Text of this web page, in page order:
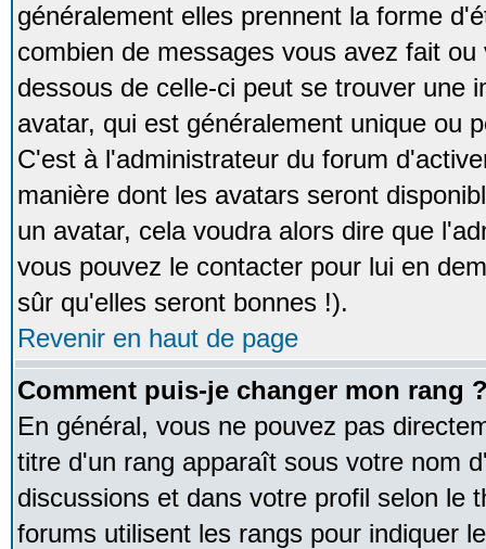
généralement elles prennent la forme
combien de messages vous avez fait
dessous de celle-ci peut se trouver une
avatar, qui est généralement unique ou
C'est à l'administrateur du forum
manière dont les avatars seront
un avatar, cela voudra alors dire que
vous pouvez le contacter pour lui en
sûr qu'elles seront bonnes !).
Revenir en haut de page
Comment puis-je changer mon rang
En général, vous ne pouvez pas
titre d'un rang apparaît sous votre nom
discussions et dans votre profil selon le
forums utilisent les rangs pour indiquer